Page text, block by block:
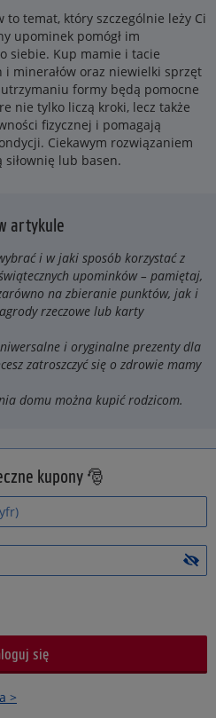
to temat, który szczególnie leży Ci
upominek pomógł im
siebie. Kup mamie i tacie
minerałów oraz niewielki sprzęt
formy będą pomocne
nie tylko liczą kroki, lecz także
fizycznej i pomagają
Ciekawym rozwiązaniem
lub basen.
artykule
i w jaki sposób korzystać z
upominków – pamiętaj,
na zbieranie punktów, jak i
rzeczowe lub karty
i oryginalne prezenty dla
zatroszczyć się o zdrowie mamy
domu można kupić rodzicom.
kupony 🎅
>